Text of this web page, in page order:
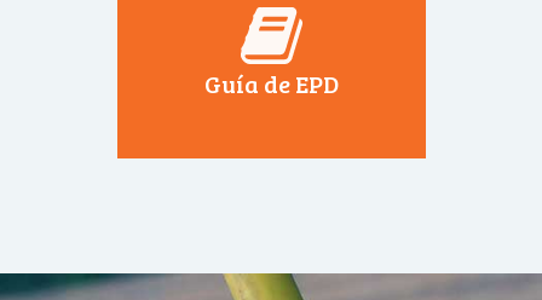
Guía de EPD